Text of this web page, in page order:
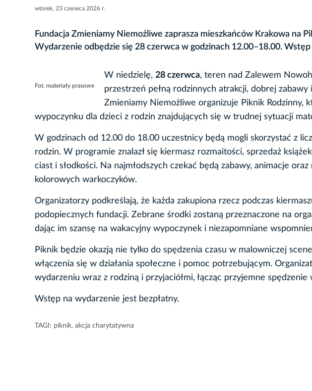
wtorek, 23 czerwca 2026 r.
Fundacja Zmieniamy Niemożliwe zaprasza mieszkańców Krakowa na
Wydarzenie odbędzie się 28 czerwca w godzinach 12.00–18.00.
Fot. materiały prasowe
W niedzielę, 28 czerwca, teren nad Zalewem
przestrzeń pełną rodzinnych atrakcji, dobrej zabawy
Zmieniamy Niemożliwe organizuje Piknik Rodzinny,
wypoczynku dla dzieci z rodzin znajdujących się w trudnej sytuacji
W godzinach od 12.00 do 18.00 uczestnicy będą mogli skorzystać z
rodzin. W programie znalazł się kiermasz rozmaitości, sprzedaż
ciast i słodkości. Na najmłodszych czekać będą zabawy, animacje
kolorowych warkoczyków.
Organizatorzy podkreślają, że każda zakupiona rzecz podczas
podopiecznych fundacji. Zebrane środki zostaną przeznaczone na
dając im szansę na wakacyjny wypoczynek i niezapomniane
Piknik będzie okazją nie tylko do spędzenia czasu w malowniczej
włączenia się w działania społeczne i pomoc potrzebującym.
wydarzeniu wraz z rodziną i przyjaciółmi, łącząc przyjemne
Wstęp na wydarzenie jest bezpłatny.
TAGI: piknik, akcja charytatywna